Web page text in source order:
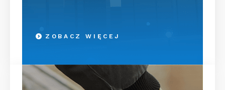
ZOBACZ WIĘCEJ